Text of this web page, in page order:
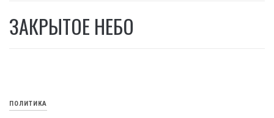
ЗАКРЫТОЕ НЕБО
ПОЛИТИКА